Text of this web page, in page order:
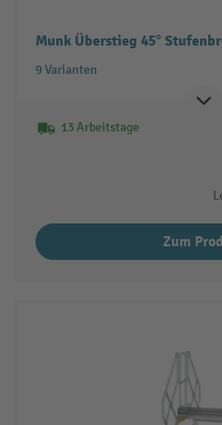
Munk Überstieg 45°
9 Varianten
13 Arbeitstage
Zum